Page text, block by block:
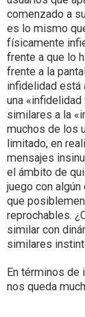
comenzado a
es lo mismo
físicamente
frente a que lo
frente a la
infidelidad está
una
similares a la
muchos de los
limitado, en
mensajes
el ámbito de
juego con
que
reprochables.
similar con
similares
En términos de
nos queda